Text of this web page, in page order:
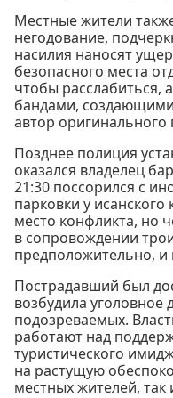
Местные жители
негодование,
насилия наносят
безопасного места
чтобы расслабиться,
бандами,
автор оригинального
Позднее полиция
оказался владелец
21:30 поссорился с
парковки у
место конфликта, но
в сопровождении
предположительно, и
Пострадавший был
возбудила
подозреваемых.
работают над
туристического
на растущую
местных жителей, так